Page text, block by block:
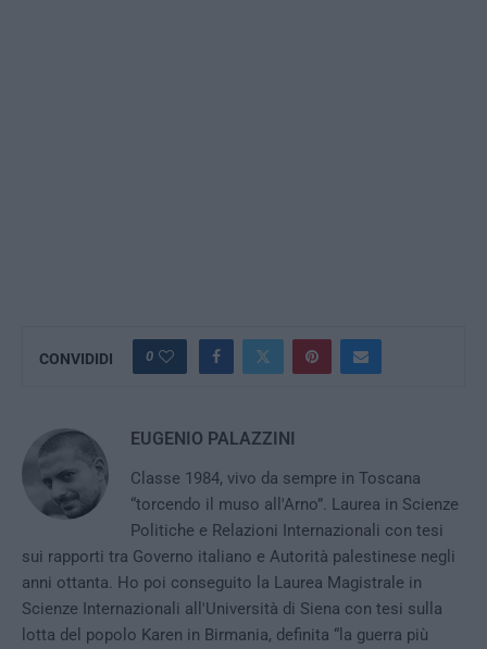
CONVIDIDI 0
EUGENIO PALAZZINI
Classe 1984, vivo da sempre in Toscana
“torcendo il muso all'Arno”. Laurea in Scienze
Politiche e Relazioni Internazionali con tesi
sui rapporti tra Governo italiano e Autorità palestinese negli
anni ottanta. Ho poi conseguito la Laurea Magistrale in
Scienze Internazionali all'Università di Siena con tesi sulla
lotta del popolo Karen in Birmania, definita “la guerra più